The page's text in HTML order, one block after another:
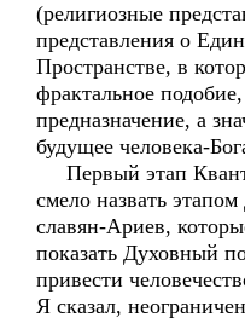
(религиозные
представления о
Пространстве, в
фрактальное
предназначение, а
будущее человека-
Первый этап
смело назвать
славян-Ариев,
показать Духовный
привести
Я сказал,